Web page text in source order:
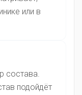
или в
состава.
подойдёт